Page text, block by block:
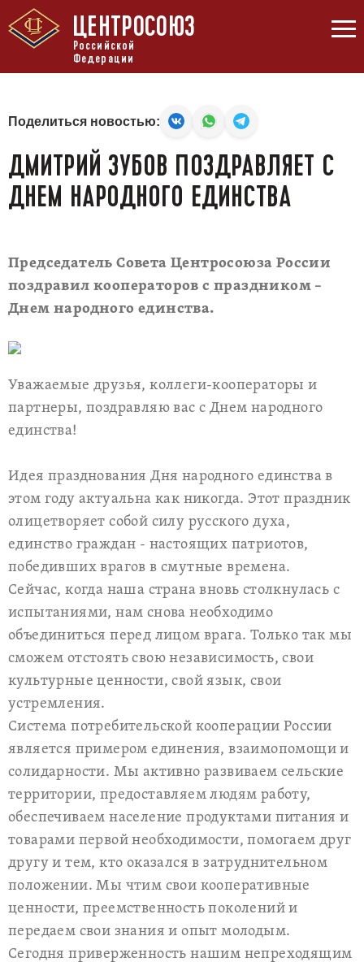
ЦЕНТРОСОЮЗ
Российской
Федерации
Поделиться новостью:
ДМИТРИЙ ЗУБОВ ПОЗДРАВЛЯЕТ С
ДНЕМ НАРОДНОГО ЕДИНСТВА
Председатель Совета Центросоюза России
поздравил кооператоров с праздником –
Днем народного единства.
Уважаемые друзья, коллеги-кооператоры и
партнеры, поздравляю вас с Днем народного
единства!
Идея празднования Дня народного единства в
этом году актуальна как никогда. Этот праздник
олицетворяет собой силу русского духа,
единство граждан - настоящих патриотов,
победивших врагов в смутные времена.
Сейчас, когда наша страна вновь столкнулась с
испытаниями, нам снова необходимо
объединиться перед лицом врага. Только так мы
сможем отстоять свою независимость, свои
культурные ценности, свой язык, свои
устремления.
Система потребительской кооперации России
является примером единения, взаимопомощи и
солидарности. Мы активно развиваем сельские
территории, предоставляем людям работу,
обеспечиваем население продуктами питания и
товарами первой необходимости, помогаем друг
другу и тем, кто оказался в затруднительном
положении. Мы чтим свои кооперативные
ценности, преемственность поколений и
передаем свои знания и опыт молодым.
Сегодня приверженность нашим непреходящим